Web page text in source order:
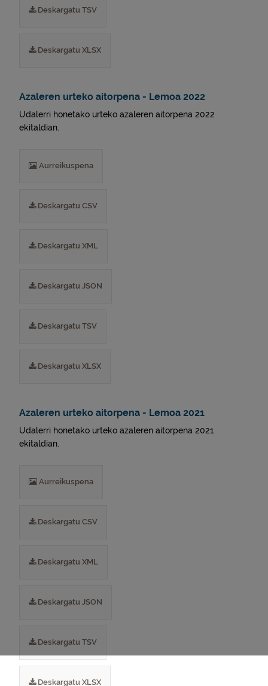
Deskargatu TSV
Deskargatu XLSX
Azaleren urteko aitorpena - Lemoa 2022
Udalerri honetako urteko azaleren aitorpena 2022
ekitaldian.
Aurreikuspena
Deskargatu CSV
Deskargatu XML
Deskargatu JSON
Deskargatu TSV
Deskargatu XLSX
Azaleren urteko aitorpena - Lemoa 2021
Udalerri honetako urteko azaleren aitorpena 2021
ekitaldian.
Aurreikuspena
Deskargatu CSV
Deskargatu XML
Deskargatu JSON
Deskargatu TSV
Deskargatu XLSX